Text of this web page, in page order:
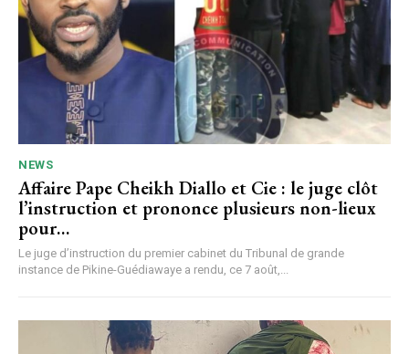
NEWS
Affaire Pape Cheikh Diallo et Cie : le juge clôt
l’instruction et prononce plusieurs non-lieux
pour…
Le juge d’instruction du premier cabinet du Tribunal de grande
instance de Pikine-Guédiawaye a rendu, ce 7 août,...